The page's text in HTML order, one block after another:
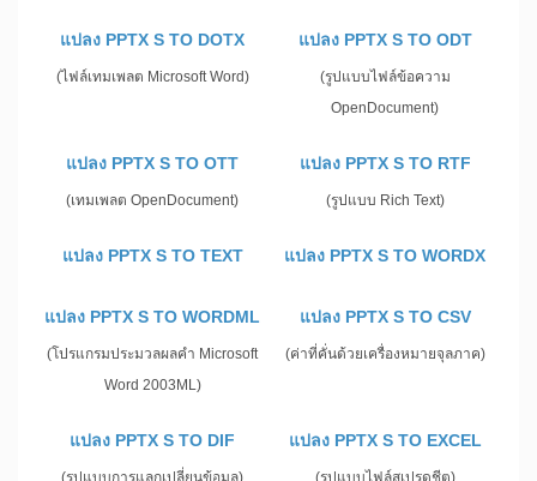
แปลง PPTX S TO DOTX
(ไฟล์เทมเพลต Microsoft Word)
แปลง PPTX S TO ODT
(รูปแบบไฟล์ข้อความ
OpenDocument)
แปลง PPTX S TO OTT
(เทมเพลต OpenDocument)
แปลง PPTX S TO RTF
(รูปแบบ Rich Text)
แปลง PPTX S TO TEXT แปลง PPTX S TO WORDX
แปลง PPTX S TO WORDML
(โปรแกรมประมวลผลคำ Microsoft
Word 2003ML)
แปลง PPTX S TO CSV
(ค่าที่คั่นด้วยเครื่องหมายจุลภาค)
แปลง PPTX S TO DIF
(รูปแบบการแลกเปลี่ยนข้อมูล)
แปลง PPTX S TO EXCEL
(รูปแบบไฟล์สเปรดชีต)